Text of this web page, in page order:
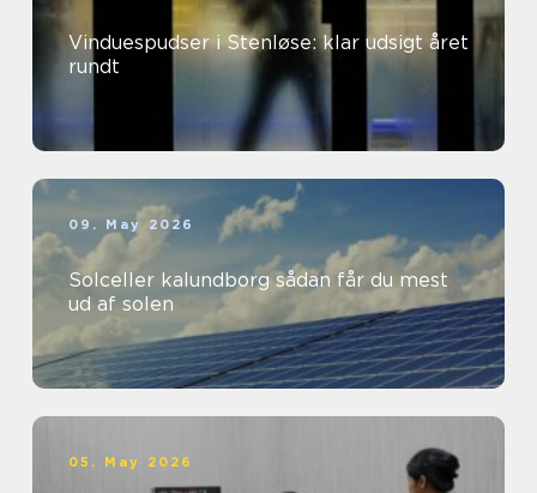
Vinduespudser i Stenløse: klar udsigt året
rundt
09. May 2026
Solceller kalundborg sådan får du mest
ud af solen
05. May 2026